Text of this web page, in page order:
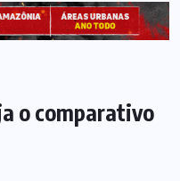
o comparativo